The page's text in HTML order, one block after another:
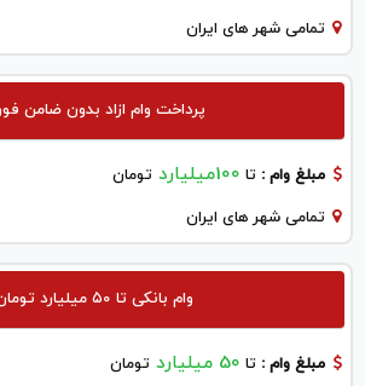
تمامی شهر های ایران
پرداخت وام ازاد بدون ضامن
مبلغ وام : تا 100میلیارد تومان
تمامی شهر های ایران
وام بانکی تا ۵۰ میلیارد تومان
مبلغ وام : تا 50 میلیارد تومان